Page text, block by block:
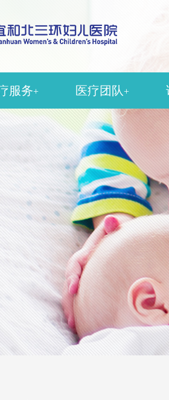
服务+
助生殖
殖妇科
中医科
底康复
医疗团队+
生殖科
产科
妇科
中医科
医疗美容科
麻醉科
超声影像科
护理团队